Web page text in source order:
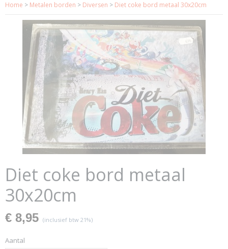
Home > Metalen borden > Diversen > Diet coke bord metaal 30x20cm
Diet coke bord metaal
30x20cm
€ 8,95 (inclusief btw 21%)
Aantal